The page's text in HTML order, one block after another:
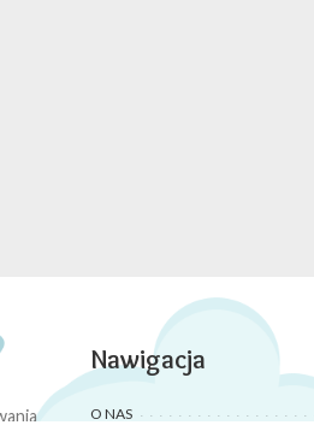
Nawigacja
O NAS